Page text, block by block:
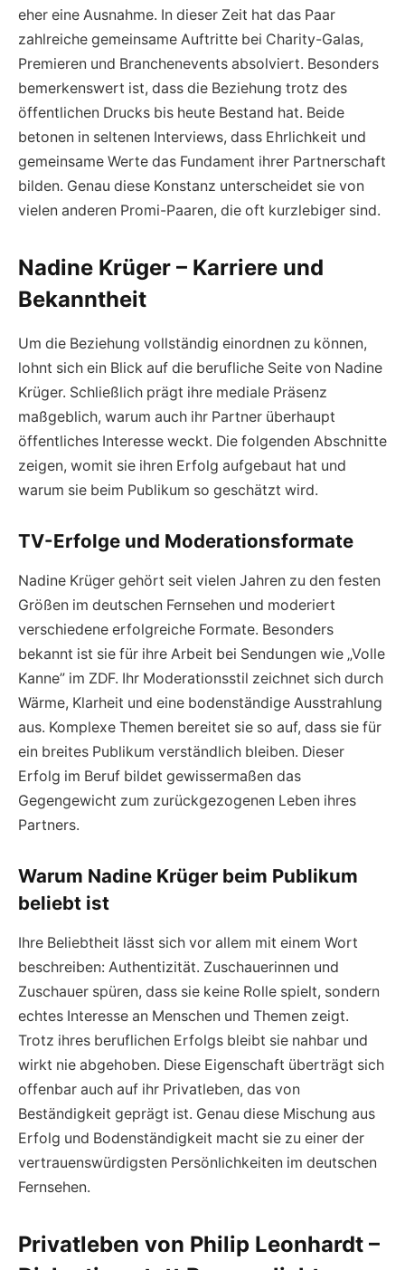
eher eine Ausnahme. In dieser Zeit hat das Paar
zahlreiche gemeinsame Auftritte bei Charity-Galas,
Premieren und Branchenevents absolviert. Besonders
bemerkenswert ist, dass die Beziehung trotz des
öffentlichen Drucks bis heute Bestand hat. Beide
betonen in seltenen Interviews, dass Ehrlichkeit und
gemeinsame Werte das Fundament ihrer Partnerschaft
bilden. Genau diese Konstanz unterscheidet sie von
vielen anderen Promi-Paaren, die oft kurzlebiger sind.
Nadine Krüger – Karriere und
Bekanntheit
Um die Beziehung vollständig einordnen zu können,
lohnt sich ein Blick auf die berufliche Seite von Nadine
Krüger. Schließlich prägt ihre mediale Präsenz
maßgeblich, warum auch ihr Partner überhaupt
öffentliches Interesse weckt. Die folgenden Abschnitte
zeigen, womit sie ihren Erfolg aufgebaut hat und
warum sie beim Publikum so geschätzt wird.
TV-Erfolge und Moderationsformate
Nadine Krüger gehört seit vielen Jahren zu den festen
Größen im deutschen Fernsehen und moderiert
verschiedene erfolgreiche Formate. Besonders
bekannt ist sie für ihre Arbeit bei Sendungen wie „Volle
Kanne” im ZDF. Ihr Moderationsstil zeichnet sich durch
Wärme, Klarheit und eine bodenständige Ausstrahlung
aus. Komplexe Themen bereitet sie so auf, dass sie für
ein breites Publikum verständlich bleiben. Dieser
Erfolg im Beruf bildet gewissermaßen das
Gegengewicht zum zurückgezogenen Leben ihres
Partners.
Warum Nadine Krüger beim Publikum
beliebt ist
Ihre Beliebtheit lässt sich vor allem mit einem Wort
beschreiben: Authentizität. Zuschauerinnen und
Zuschauer spüren, dass sie keine Rolle spielt, sondern
echtes Interesse an Menschen und Themen zeigt.
Trotz ihres beruflichen Erfolgs bleibt sie nahbar und
wirkt nie abgehoben. Diese Eigenschaft überträgt sich
offenbar auch auf ihr Privatleben, das von
Beständigkeit geprägt ist. Genau diese Mischung aus
Erfolg und Bodenständigkeit macht sie zu einer der
vertrauenswürdigsten Persönlichkeiten im deutschen
Fernsehen.
Privatleben von Philip Leonhardt –